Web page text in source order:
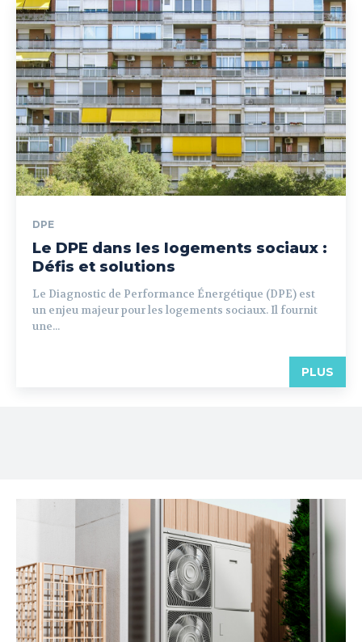
DPE
Le DPE dans les logements sociaux :
Défis et solutions
Le Diagnostic de Performance Énergétique (DPE) est
un enjeu majeur pour les logements sociaux. Il fournit
une...
PLUS